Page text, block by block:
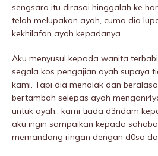
sengsara itu dirasai hinggalah ke
telah melupakan ayah, cuma dia
kekhilafan ayah kepadanya.
Aku menyusul kepada wanita
segala kos pengajian ayah supaya
kami. Tapi dia menolak dan
bertambah selepas ayah
untuk ayah.. kami tiada d3ndam
aku ingin sampaikan kepada
memandang ringan dengan d0sa